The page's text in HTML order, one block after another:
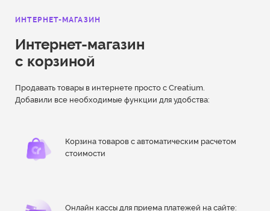
ИНТЕРНЕТ-МАГАЗИН
Интернет-магазин
с корзиной
Продавать товары в интернете просто с Creatium.
Добавили все необходимые функции для удобства:
Корзина товаров с автоматическим расчетом
стоимости
Онлайн кассы для приема платежей на сайте: